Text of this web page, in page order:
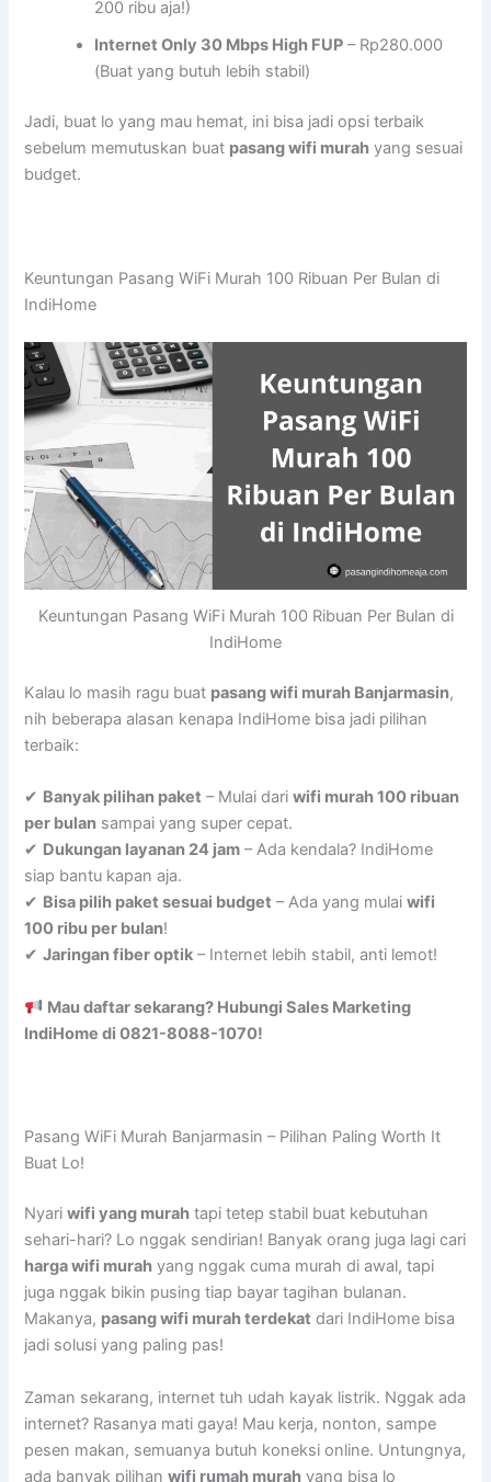
200 ribu aja!)
Internet Only 30 Mbps High FUP – Rp280.000
(Buat yang butuh lebih stabil)
Jadi, buat lo yang mau hemat, ini bisa jadi opsi terbaik
sebelum memutuskan buat pasang wifi murah yang sesuai
budget.
Keuntungan Pasang WiFi Murah 100 Ribuan Per Bulan di
IndiHome
Keuntungan Pasang WiFi Murah 100 Ribuan Per Bulan di
IndiHome
Kalau lo masih ragu buat pasang wifi murah Banjarmasin,
nih beberapa alasan kenapa IndiHome bisa jadi pilihan
terbaik:
✔ Banyak pilihan paket – Mulai dariwifi murah 100 ribuan
per bulan sampai yang super cepat.
✔ Dukungan layanan 24 jam – Ada kendala? IndiHome
siap bantu kapan aja.
✔ Bisa pilih paket sesuai budget – Ada yang mulaiwifi
100 ribu per bulan!
✔Jaringan fiber optik – Internet lebih stabil, anti lemot!
Mau daftar sekarang? Hubungi Sales Marketing
IndiHome di 0821-8088-1070!
Pasang WiFi Murah Banjarmasin – Pilihan Paling Worth It
Buat Lo!
Nyariwifi yang murah tapi tetep stabil buat kebutuhan
sehari-hari? Lo nggak sendirian! Banyak orang juga lagi cari
harga wifi murah yang nggak cuma murah di awal, tapi
juga nggak bikin pusing tiap bayar tagihan bulanan.
Makanya, pasang wifi murah terdekat dari IndiHome bisa
jadi solusi yang paling pas!
Zaman sekarang, internet tuh udah kayak listrik. Nggak ada
internet? Rasanya mati gaya! Mau kerja, nonton, sampe
pesen makan, semuanya butuh koneksi online. Untungnya,
ada banyak pilihanwifi rumah murah yang bisa lo